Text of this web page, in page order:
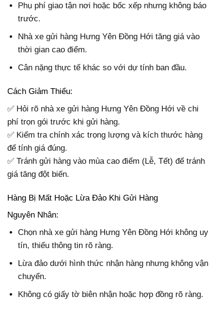
Phụ phí giao tận nơi hoặc bốc xếp nhưng không báo
trước.
Nhà xe gửi hàng Hưng Yên Đồng Hới tăng giá vào
thời gian cao điểm.
Cân nặng thực tế khác so với dự tính ban đầu.
Cách Giảm Thiểu:
✅ Hỏi rõ nhà xe gửi hàng Hưng Yên Đồng Hới về chi
phí trọn gói trước khi gửi hàng.
✅ Kiểm tra chính xác trọng lượng và kích thước hàng
để tính giá đúng.
✅ Tránh gửi hàng vào mùa cao điểm (Lễ, Tết) để tránh
giá tăng đột biến.
Hàng Bị Mất Hoặc Lừa Đảo Khi Gửi Hàng
Nguyên Nhân:
Chọn nhà xe gửi hàng Hưng Yên Đồng Hới không uy
tín, thiếu thông tin rõ ràng.
Lừa đảo dưới hình thức nhận hàng nhưng không vận
chuyển.
Không có giấy tờ biên nhận hoặc hợp đồng rõ ràng.